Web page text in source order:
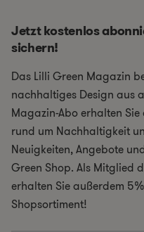
Jetzt kostenlos
sichern!
Das Lilli Green Magazin
nachhaltiges Design aus
Magazin-Abo erhalten
rund um Nachhaltigkeit
Neuigkeiten, Angebote
Green Shop. Als Mitglied
erhalten Sie außerdem
Shopsortiment!